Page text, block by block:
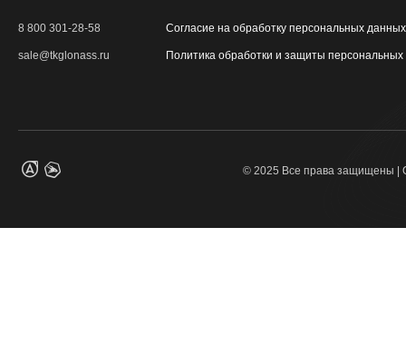
8 800 301-28-58
sale@tkglonass.ru
Согласие на обработку персональных
Политика обработки и защиты
© 2025 Все права защищены |